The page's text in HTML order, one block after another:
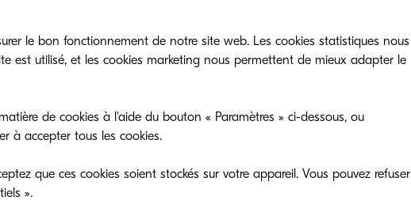
aux entreprises qui ne seraient pas conformes
des données personnelles étant applicable à
le bon fonctionnement de notre site web. Les cookies statistiques nous
est utilisé, et les cookies marketing nous permettent de mieux adapter le
de cookies à l'aide du bouton « Paramètres » ci-dessous, ou
à accepter tous les cookies.
que ces cookies soient stockés sur votre appareil. Vous pouvez refuser
».